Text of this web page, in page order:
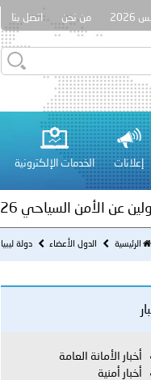
من نحن اتصل بنا
إعلانات الخدمات الإلكترونية
النائب الأول لرئيس مجلس الوزراء
في مدينة نـجران
عن الأمن السياحي 2026.
الجامعية للعلوم والصحة توقعان اتفاقية
الرئيسية الدول الأعضاء دولة ليبيا
أخبار الأمانة العامة
أخبار أمنية